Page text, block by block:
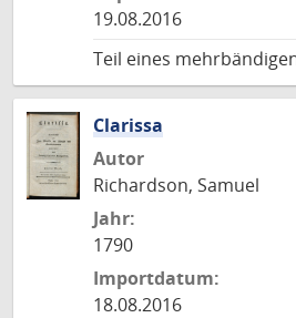
19.08.2016
Teil eines
Clarissa
Autor
Richardson, Samuel
Jahr:
1790
Importdatum:
18.08.2016